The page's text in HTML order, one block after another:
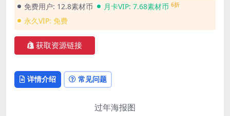
免费用户: 12.8素材币 月卡VIP: 7.68素材币 6折
永久VIP: 免费
获取资源链接
详情介绍 常见问题
过年海报图